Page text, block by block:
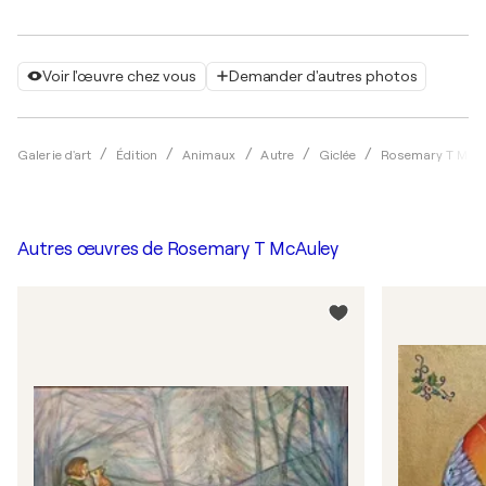
Voir l'œuvre chez vous Demander d'autres photos
Galerie d'art Édition Animaux Autre Giclée Rosemary T
Autres œuvres de Rosemary T McAuley